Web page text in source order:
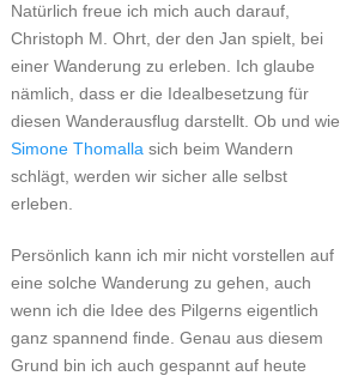
Natürlich freue ich mich auch darauf,
Christoph M. Ohrt, der den Jan spielt, bei
einer Wanderung zu erleben. Ich glaube
nämlich, dass er die Idealbesetzung für
diesen Wanderausflug darstellt. Ob und wie
Simone Thomallasich beim Wandern
schlägt, werden wir sicher alle selbst
erleben.
Persönlich kann ich mir nicht vorstellen auf
eine solche Wanderung zu gehen, auch
wenn ich die Idee des Pilgerns eigentlich
ganz spannend finde. Genau aus diesem
Grund bin ich auch gespannt auf heute